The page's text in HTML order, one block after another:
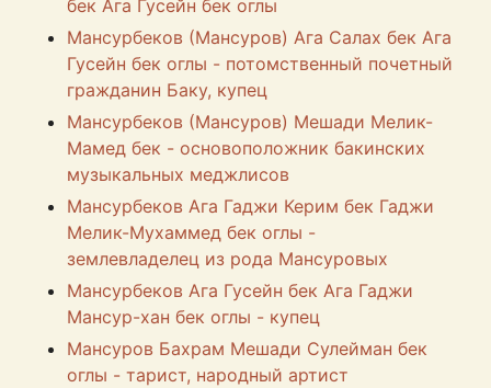
бек Ага Гусейн бек оглы
Мансурбеков (Мансуров) Ага Салах бек Ага
Гусейн бек оглы - потомственный почетный
гражданин Баку, купец
Мансурбеков (Мансуров) Мешади Мелик-
Мамед бек - основоположник бакинских
музыкальных меджлисов
Мансурбеков Ага Гаджи Керим бек Гаджи
Мелик-Мухаммед бек оглы -
землевладелец из рода Мансуровых
Мансурбеков Ага Гусейн бек Ага Гаджи
Мансур-хан бек оглы - купец
Мансуров Бахрам Мешади Сулейман бек
оглы - тарист, народный артист